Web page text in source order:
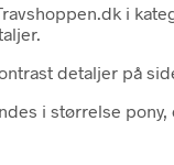
i
detaljer på
i størrelse pony,